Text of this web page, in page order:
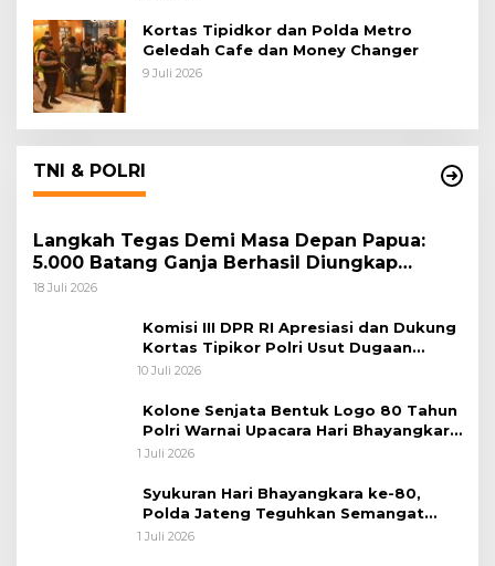
Kortas Tipidkor dan Polda Metro
Geledah Cafe dan Money Changer
9 Juli 2026
TNI & POLRI
Langkah Tegas Demi Masa Depan Papua:
5.000 Batang Ganja Berhasil Diungkap
Koops TNI Habema
18 Juli 2026
Komisi III DPR RI Apresiasi dan Dukung
Kortas Tipikor Polri Usut Dugaan
Korupsi Batu Bara
10 Juli 2026
Kolone Senjata Bentuk Logo 80 Tahun
Polri Warnai Upacara Hari Bhayangkara
ke-80
1 Juli 2026
Syukuran Hari Bhayangkara ke-80,
Polda Jateng Teguhkan Semangat
Pengabdian dan Pererat Kebersamaan
1 Juli 2026